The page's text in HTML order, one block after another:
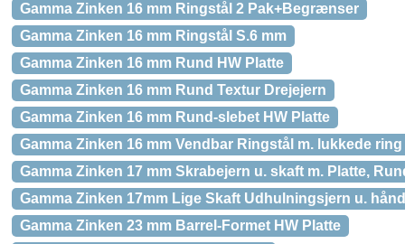
Gamma Zinken 16 mm Ringstål 2 Pak+Begrænser
Gamma Zinken 16 mm Ringstål S.6 mm
Gamma Zinken 16 mm Rund HW Platte
Gamma Zinken 16 mm Rund Textur Drejejern
Gamma Zinken 16 mm Rund-slebet HW Platte
Gamma Zinken 16 mm Vendbar Ringstål m. lukkede ring
Gamma Zinken 17 mm Skrabejern u. skaft m. Platte,
Gamma Zinken 17mm Lige Skaft Udhulningsjern u.
Gamma Zinken 23 mm Barrel-Formet HW Platte